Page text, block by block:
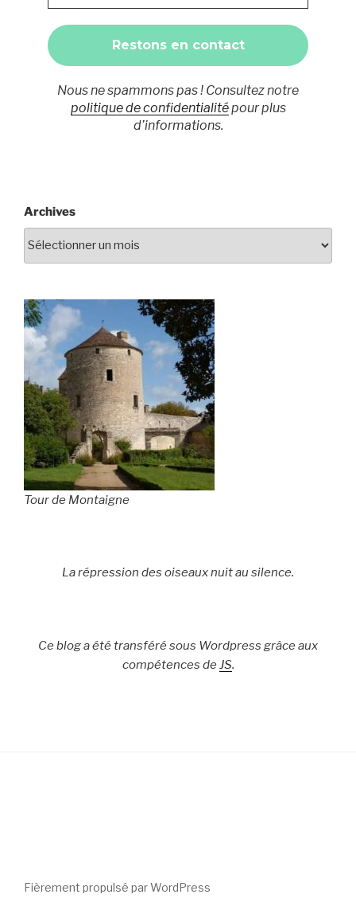
Nous ne spammons pas ! Consultez notre
politique de confidentialitépour plus
d’informations.
Archives
Tour de Montaigne
La répression des oiseaux nuit au silence.
Ce blog a été transféré sous Wordpress grâce aux
compétences de JS.
Fièrement propulsé par WordPress